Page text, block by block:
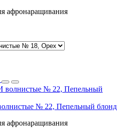
афронаращивания
№ 22, Пепельный блонд
афронаращивания